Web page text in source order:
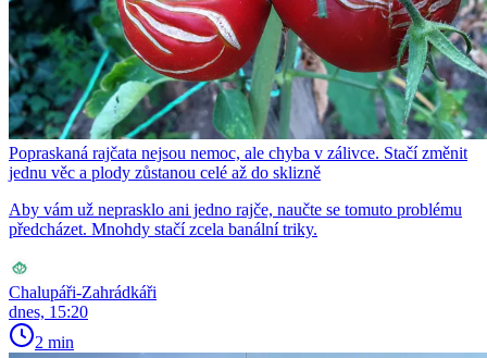
Popraskaná rajčata nejsou nemoc, ale chyba v zálivce. Stačí změnit
jednu věc a plody zůstanou celé až do sklizně
Aby vám už neprasklo ani jedno rajče, naučte se tomuto problému
předcházet. Mnohdy stačí zcela banální triky.
Chalupáři-Zahrádkáři
dnes, 15:20
2 min